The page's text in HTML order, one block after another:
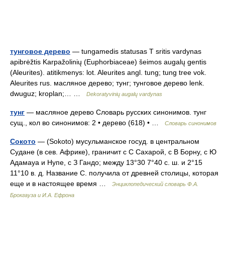
тунговое дерево — tungamedis statusas T sritis vardynas
apibrėžtis Karpažolinių (Euphorbiaceae) šeimos augalų gentis
(Aleurites). atitikmenys: lot. Aleurites angl. tung; tung tree vok.
Aleurites rus. масляное дерево; тунг; тунговое дерево lenk.
dwuguz; kroplan;… …
Dekoratyvinių augalų vardynas
тунг — масляное дерево Словарь русских синонимов. тунг
сущ., кол во синонимов: 2 • дерево (618) • …
Словарь синонимов
Сокото — (Sokoto) мусульманское госуд. в центральном
Судане (в сев. Африке), граничит с С Сахарой, с В Борну, с Ю
Адамауа и Нупе, с З Гандо; между 13°30 7°40 с. ш. и 2°15
11°10 в. д. Название С. получила от древней столицы, которая
еще и в настоящее время …
Энциклопедический словарь Ф.А.
Брокгауза и И.А. Ефрона